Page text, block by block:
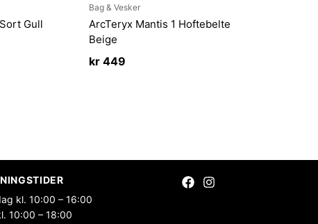
Gull
Bag & Vesker
ArcTeryx Mantis 1 Hoftebelte
Beige
kr449
kl. 10:00 – 16:00
10:00 – 18:00